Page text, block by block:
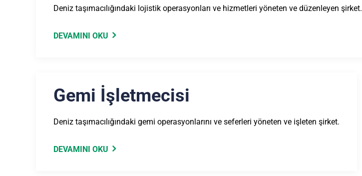
Deniz taşımacılığındaki lojistik operasyonları ve hizmetleri yöneten ve düzenleyen şirket.
DEVAMINI OKU
Gemi İşletmecisi
Deniz taşımacılığındaki gemi operasyonlarını ve seferleri yöneten ve işleten şirket.
DEVAMINI OKU